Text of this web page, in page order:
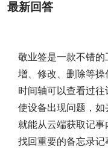
最新回答
敬业签是一款不错
增、修改、删除等
时间轴可以查看过
使设备出现问题，如
就能从云端获取记
找回重要的备忘录记